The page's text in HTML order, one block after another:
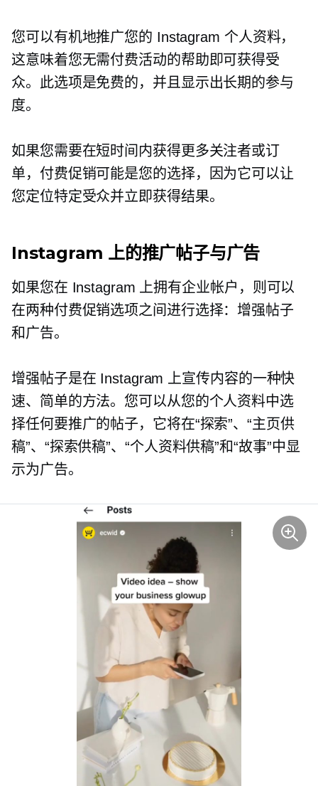
您可以有机地推广您的 Instagram 个人资料，
这意味着您无需付费活动的帮助即可获得受
众。此选项是免费的，并且显示出长期的参与
度。
如果您需要在短时间内获得更多关注者或订
单，付费促销可能是您的选择，因为它可以让
您定位特定受众并立即获得结果。
Instagram 上的推广帖子与广告
如果您在 Instagram 上拥有企业帐户，则可以
在两种付费促销选项之间进行选择：增强帖子
和广告。
增强帖子是在 Instagram 上宣传内容的一种快
速、简单的方法。您可以从您的个人资料中选
择任何要推广的帖子，它将在“探索”、“主页供
稿”、“探索供稿”、“个人资料供稿”和“故事”中显
示为广告。